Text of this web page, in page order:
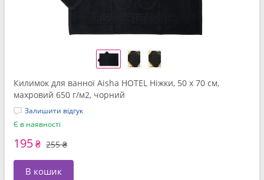
Килимок для ванної Aisha HOTEL Ніжки, 50 x 70 см,
махровий 650 г/м2, чорний
Залишити відгук
Є в наявності
195₴ 255 ₴
В кошик